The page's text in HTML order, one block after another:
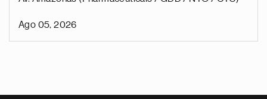
Ago 05, 2026